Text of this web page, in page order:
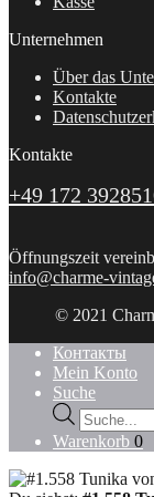
Unternehmen
Über das
Kontakte
Kontakte
+49 172
Öffnungszeit
info@charme-
© 2021
Контакты
Mein Konto
Suche
Products
search
Warenkorb 0